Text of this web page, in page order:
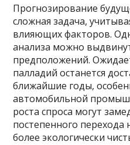
Прогнозирование
сложная задача,
влияющих факторов.
анализа можно
предположений.
палладий останется
ближайшие годы,
автомобильной
роста спроса могут
постепенного перехода
более экологически